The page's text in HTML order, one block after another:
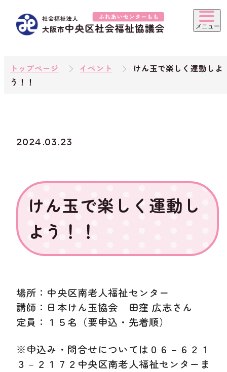
トップページ イベント
けん玉で楽しく運動しよ
う！！
2024.03.23
けん玉で楽しく運動し
よう！！
場所：中央区南老人福祉センター
講師：日本けん玉協会 田窪 広志さん
定員：１５名（要申込・先着順）
※申込み・問合せについては０６－６２１
３－２１７２中央区南老人福祉センターま